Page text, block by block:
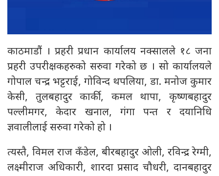
काठमाडौं । प्रहरी प्रधान कार्यालय नक्सालले १८ जना
प्रहरी उपरीक्षकहरुको सरुवा गरेको छ । सो कार्यालयले
गोपाल चन्द्र भट्टराई, गोविन्द थपलिया, डा. मनोज कुमार
केसी, तुलबहादुर कार्की, कमल थापा, कृष्णबहादुर
पल्लीमगर, केदार खनाल, गंगा पन्त र दयानिधि
ज्ञवालीलाई सरुवा गरेको हो ।
त्यस्तै, विमल राज कँडेल, बीरबहादुर ओली, रविन्द्र रेग्मी,
लक्ष्मीराज अधिकारी, शारदा प्रसाद चौधरी, दानबहादुर